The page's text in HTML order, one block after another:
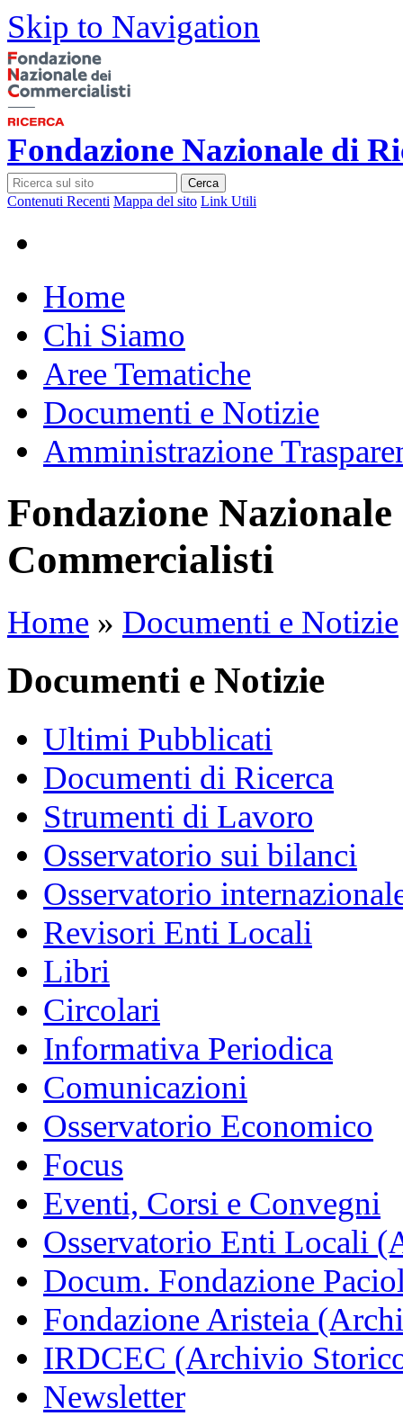
Skip to Navigation
Fondazione Nazionale di
Cerca
Contenuti Recenti Mappa del sito Link Utili
Home
Chi Siamo
Aree Tematiche
Documenti e Notizie
Amministrazione
Fondazione
Commercialisti
Home » Documenti e Notizie
Documenti e Notizie
Ultimi Pubblicati
Documenti di Ricerca
Strumenti di Lavoro
Osservatorio sui bilanci
Osservatorio
Revisori Enti Locali
Libri
Circolari
Informativa Periodica
Comunicazioni
Osservatorio Economico
Focus
Eventi, Corsi e Convegni
Osservatorio Enti Locali
Docum. Fondazione
Fondazione Aristeia
IRDCEC (Archivio
Newsletter